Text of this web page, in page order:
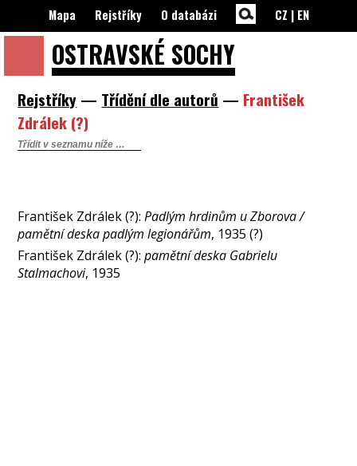
OSTRAVSKÉ SOCHY
Mapa Rejstříky O databázi CZ | EN
Rejstříky — Třídění dle autorů — František
Zdrálek (?)
František Zdrálek (?):Padlým hrdinům u Zborova /
pamětní deska padlým legionářům, 1935 (?)
František Zdrálek (?):pamětní deska Gabrielu
Stalmachovi, 1935